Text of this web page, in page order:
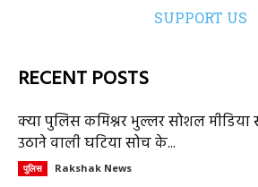
SUPPORT US
RECENT POSTS
क्या पुलिस कमिश्नर भुल्लर सोशल मीडिया
उठाने वाली घटिया सोच के...
पुलिस Rakshak News